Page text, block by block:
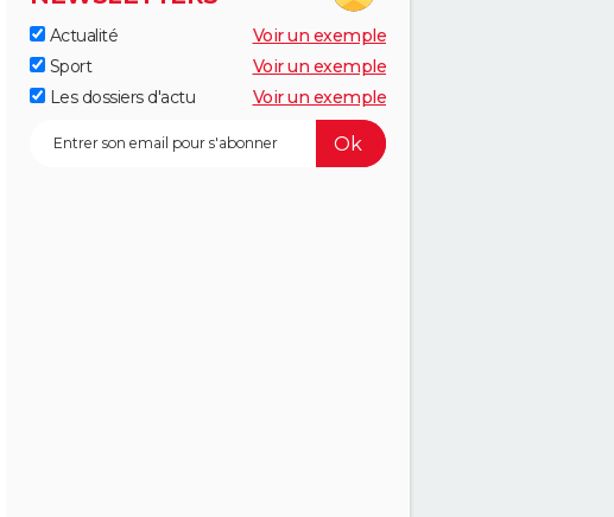
Actualité
Voir un exemple
Sport
Voir un exemple
Les dossiers d'actu
Voir un exemple